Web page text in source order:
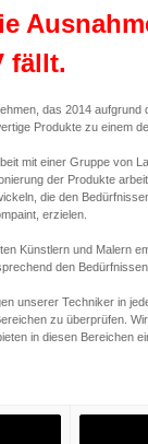
fällt.
das 2014
Produkte zu einem
mit einer Gruppe von
der Produkte
die den
erzielen.
Künstlern und Malern
den
unserer Techniker in
zu überprüfen.
in diesen Bereichen